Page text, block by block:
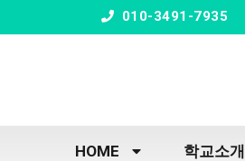
010-3491-7935
HOME 학교소개